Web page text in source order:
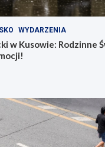
WYDARZENIA
w Kusowie: Rodzinne